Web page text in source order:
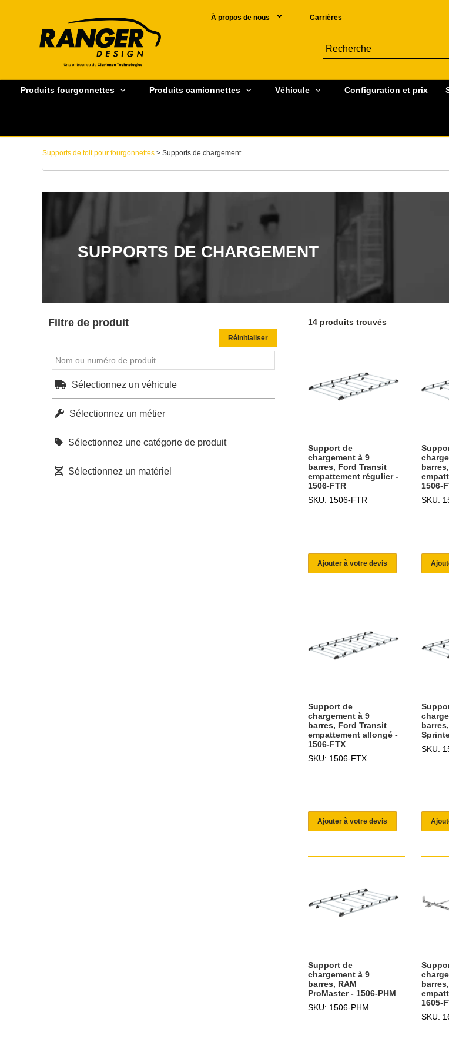
À propos de nous Carrières
Produits fourgonnettes Produits camionnettes Véhicule Configuration et prix
Supports de toit pour fourgonnettes > Supports de chargement
SUPPORTS DE CHARGEMENT
14 produits trouvés
Support de
chargement à 9
barres, Ford Transit
empattement régulier -
1506-FTR
SKU: 1506-FTR
Ajouter à votre devis
1506-
SKU:
Support de
chargement à 9
barres, Ford Transit
empattement allongé -
1506-FTX
SKU: 1506-FTX
Ajouter à votre devis
SKU:
Support de
chargement à 9
barres, RAM
ProMaster - 1506-PHM
SKU: 1506-PHM
1605-
SKU:
Filtre de produit
Sélectionnez un véhicule
Sélectionnez un métier
Sélectionnez une catégorie de produit
Sélectionnez un matériel